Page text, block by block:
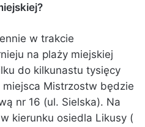
w trakcie
na plaży miejskiej
do kilkunastu tysięcy
miejsca Mistrzostw będzie
nr 16 (ul. Sielska). Na
kierunku osiedla Likusy (